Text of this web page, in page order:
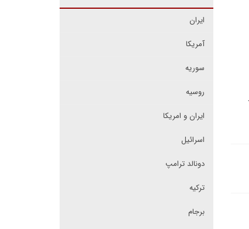
ایران
آمریکا
سوریه
روسیه
ایران و امریکا
اسرائیل
دونالد ترامپ
ترکیه
برجام